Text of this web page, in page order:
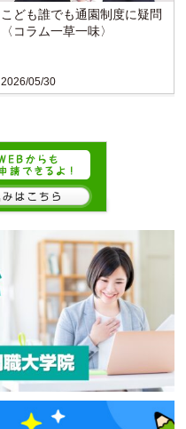
2026/05/30
こども誰でも通園制度に疑問
〈コラム一草一味〉